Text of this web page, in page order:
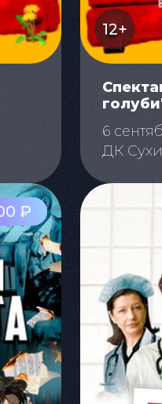
12+
6
ДК
₽